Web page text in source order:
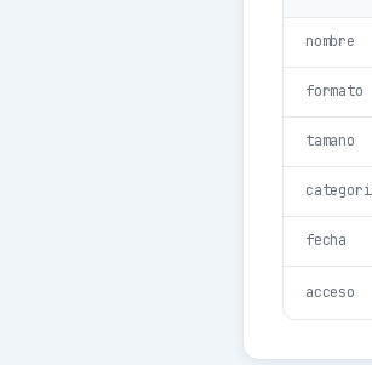
nombre
formato
tamano
fecha
acceso